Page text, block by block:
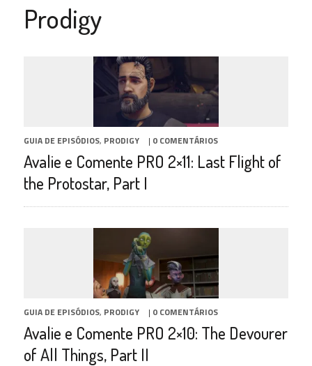
Prodigy
GUIA DE EPISÓDIOS, PRODIGY | 0 COMENTÁRIOS
Avalie e Comente PRO 2×11: Last Flight of
the Protostar, Part I
GUIA DE EPISÓDIOS, PRODIGY | 0 COMENTÁRIOS
Avalie e Comente PRO 2×10: The Devourer
of All Things, Part II